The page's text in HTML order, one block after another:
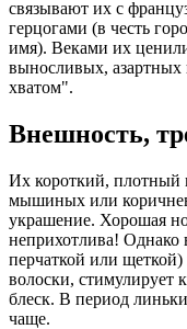
связывают их с
герцогами (в честь
имя). Веками их
выносливых,
хватом".
Внешность,
Их короткий, плотный
мышиных или
украшение. Хорошая
неприхотлива! Однако
перчаткой или
волоски, стимулирует
блеск. В период
чаще.